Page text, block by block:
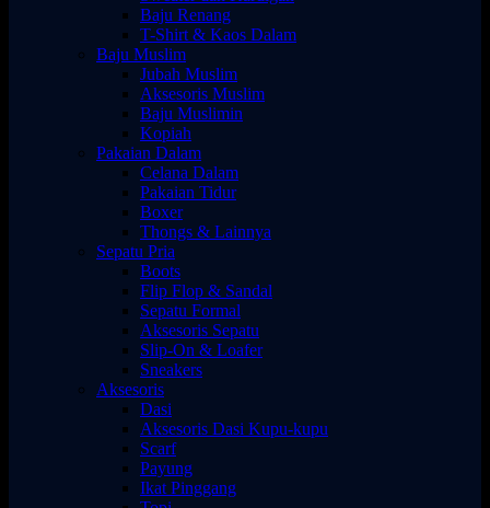
Baju Renang
T-Shirt & Kaos Dalam
Baju Muslim
Jubah Muslim
Aksesoris Muslim
Baju Muslimin
Kopiah
Pakaian Dalam
Celana Dalam
Pakaian Tidur
Boxer
Thongs & Lainnya
Sepatu Pria
Boots
Flip Flop & Sandal
Sepatu Formal
Aksesoris Sepatu
Slip-On & Loafer
Sneakers
Aksesoris
Dasi
Aksesoris Dasi Kupu-kupu
Scarf
Payung
Ikat Pinggang